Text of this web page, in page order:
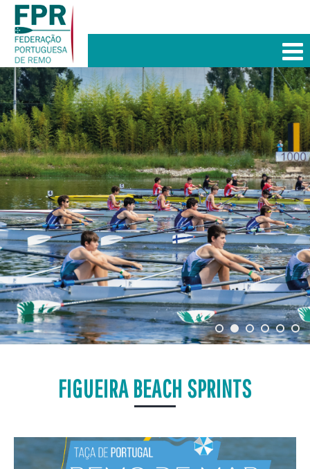
FIGUEIRA BEACH SPRINTS